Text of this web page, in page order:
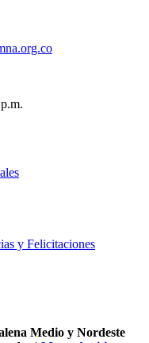
y Felicitaciones
Medio y Nordeste